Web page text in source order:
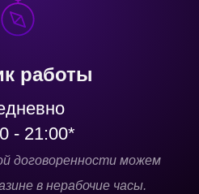
работы
- 21:00*
договоренности можем
в нерабочие часы.